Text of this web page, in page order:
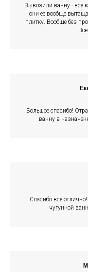
Вывозили ванну - все
они ее вообще
плитку. Вообще без
Большое спасибо!
ванну в
Спасибо всё
чугунной